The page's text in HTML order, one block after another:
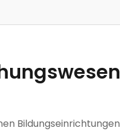
Bildungseinrichtungen